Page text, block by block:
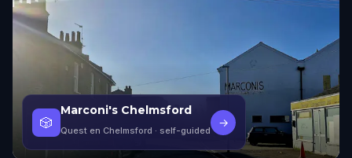
🎲
Marconi's Chelmsford
Quest en Chelmsford · self-guided
→